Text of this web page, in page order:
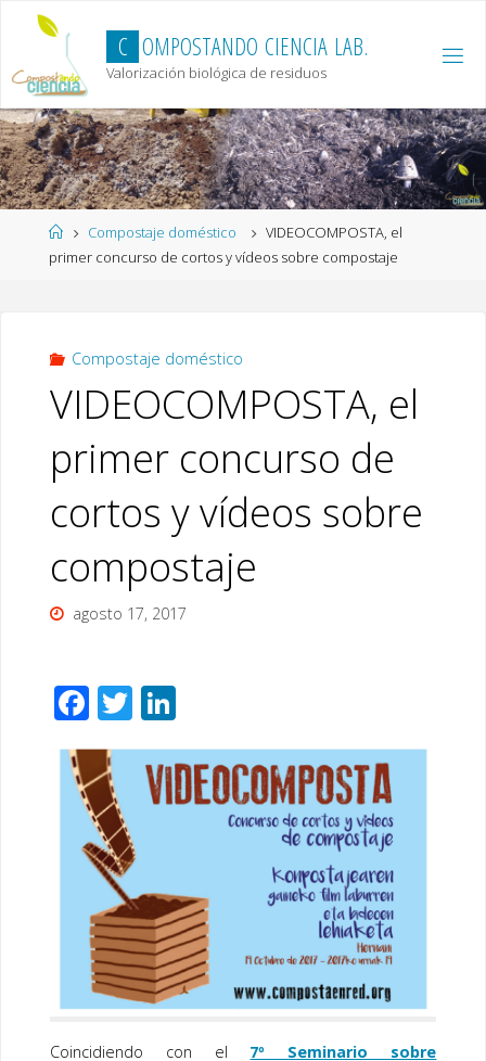
content
C OMPOSTANDO CIENCIA LAB.
Valorización biológica de residuos
HomeCompostaje doméstico
VIDEOCOMPOSTA, el
primer concurso de cortos y vídeos sobre compostaje
Compostaje doméstico
VIDEOCOMPOSTA, el
primer concurso de
cortos y vídeos sobre
compostaje
agosto 17, 2017
F
ac
e
b
o
o
k
T
wi
tt
er
Li
n
k
e
Coincidiendo con el 7º Seminario sobre